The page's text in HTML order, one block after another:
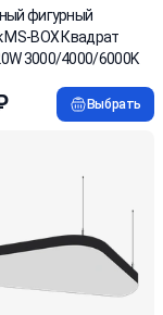
фигурный
MS-BOX Квадрат
3000/4000/6000K
Выбрать